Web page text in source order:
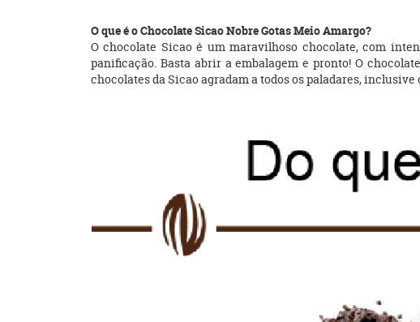
O que é o Chocolate Sicao Nobre Gotas Meio Amargo?
O chocolate Sicao é um maravilhoso chocolate, com
panificação. Basta abrir a embalagem e pronto! O
chocolates da Sicao agradam a todos os paladares,